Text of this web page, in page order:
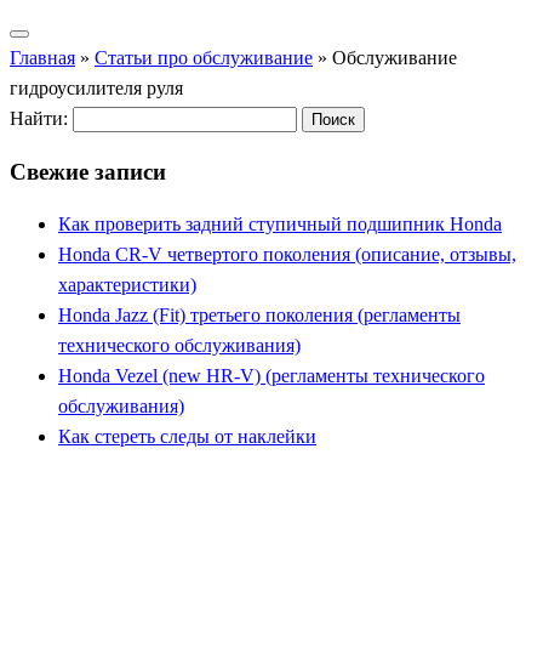
Главная » Статьи про обслуживание » Обслуживание
гидроусилителя руля
Найти:
Свежие записи
Как проверить задний ступичный подшипник Honda
Honda CR-V четвертого поколения (описание, отзывы,
характеристики)
Honda Jazz (Fit) третьего поколения (регламенты
технического обслуживания)
Honda Vezel (new HR-V) (регламенты технического
обслуживания)
Как стереть следы от наклейки